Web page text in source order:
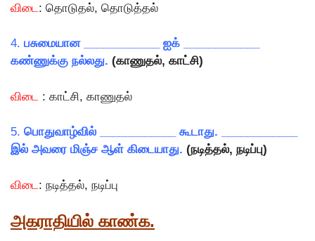
விடை: தொடுதல், தொடுத்தல்
4. பசுமையான ____________ ஐக் ____________
கண்ணுக்கு நல்லது. (காணுதல், காட்சி)
விடை : காட்சி, காணுதல்
5. பொதுவாழ்வில் ____________ கூடாது. ____________
இல் அவரை மிஞ்ச ஆள் கிடையாது. (நடித்தல், நடிப்பு)
விடை: நடித்தல், நடிப்பு
அகராதியில் காண்க.